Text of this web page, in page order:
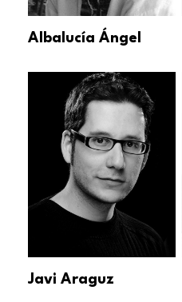
Albalucía Ángel
Javi Araguz